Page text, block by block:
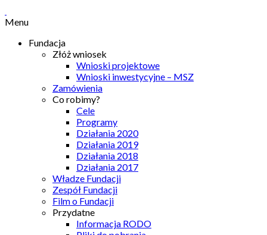
Menu
Fundacja
Złóż wniosek
Wnioski projektowe
Wnioski inwestycyjne – MSZ
Zamówienia
Co robimy?
Cele
Programy
Działania 2020
Działania 2019
Działania 2018
Działania 2017
Władze Fundacji
Zespół Fundacji
Film o Fundacji
Przydatne
Informacja RODO